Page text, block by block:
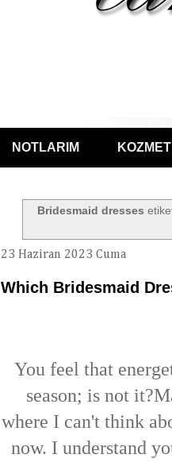
NOTLARIM
Bridesmaid dresses
23 Haziran 2023 Cuma
Which Bridesmaid
You feel that
season; is not
where I can't think
now. I understand